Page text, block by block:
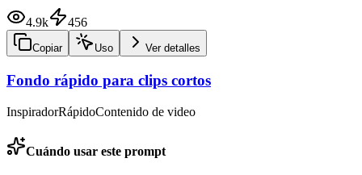
4.9k 456
Copiar Uso Ver detalles
Fondo rápido para clips cortos
InspiradorRápidoContenido de video
Cuándo usar este prompt